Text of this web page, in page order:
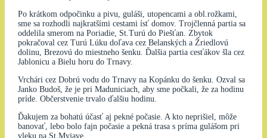
Po krátkom odpočinku a pivu, guláši, utopencami a obl.rožkami,
sme sa rozhodli najkratšími cestami ísť domov. Trojčlenná partia sa
oddelila smerom na Poriadie, St.Turú do Piešťan. Zbytok
pokračoval cez Turú Lúku doľava cez Belanských a Žriedlovú
dolinu, Brezovú do miestneho šenku. Ďalšia partia cesťákov šla cez
Jablonicu a Bielu horu do Trnavy.
Vrchári cez Dobrú vodu do Trnavy na Kopánku do šenku. Ozval sa
Janko Budoš, že je pri Maduniciach, aby sme počkali, že za hodinu
príde. Občerstvenie trvalo ďalšiu hodinu.
Ďakujem za bohatú účasť aj pekné počasie. A kto neprišiel, môže
banovať, lebo bolo fajn počasie a pekná trasa s príma gulášom pri
vleku na St.Myjave.